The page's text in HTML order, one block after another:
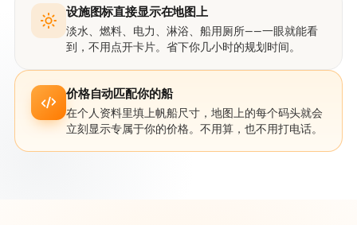
设施图标直接显示在地图上
淡水、燃料、电力、淋浴、船用厕所——一眼就能看
到，不用点开卡片。省下你几小时的规划时间。
价格自动匹配你的船
在个人资料里填上帆船尺寸，地图上的每个码头就会
立刻显示专属于你的价格。不用算，也不用打电话。